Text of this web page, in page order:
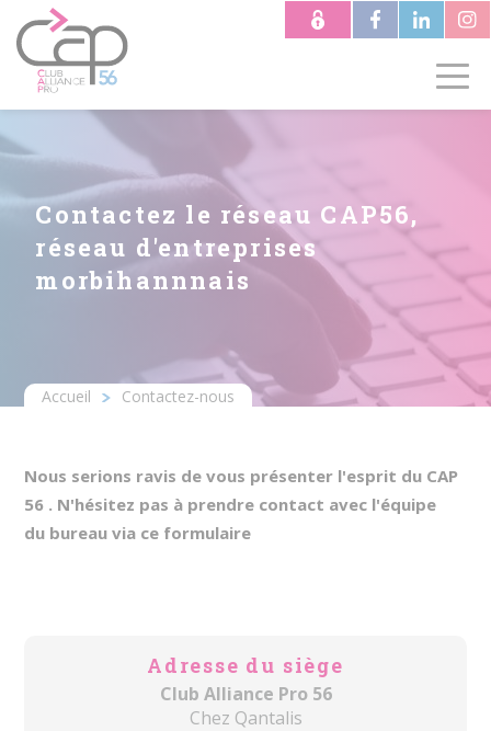
au
contenu
principal
Contactez le réseau CAP56,
réseau d'entreprises
morbihannnais
Fil
Accueil Contactez-nous
Nous serions ravis de vous présenter l'esprit du CAP
56 . N'hésitez pas à prendre contact avec l'équipe
du bureau via ce formulaire
Adresse du siège
Club Alliance Pro 56
Chez Qantalis